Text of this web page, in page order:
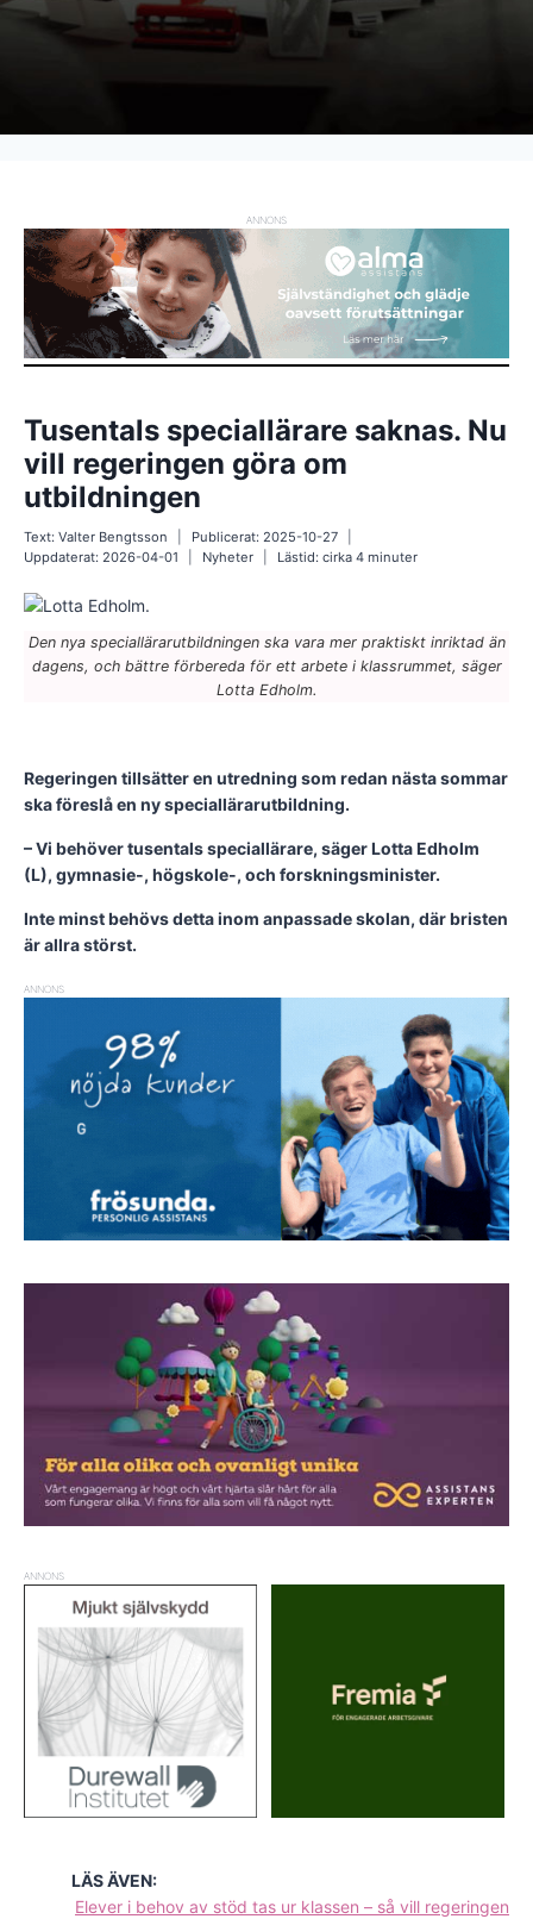
ANNONS
Tusentals speciallärare saknas. Nu
vill regeringen göra om
utbildningen
Text: Valter Bengtsson Publicerat: 2025-10-27
Uppdaterat: 2026-04-01 Nyheter Lästid: cirka4minuter
Den nya speciallärarutbildningen ska vara mer praktiskt inriktad än
dagens, och bättre förbereda för ett arbete i klassrummet, säger
Lotta Edholm.
Regeringen tillsätter en utredning som redan nästa sommar
ska föreslå en ny speciallärarutbildning.
– Vi behöver tusentals speciallärare, säger Lotta Edholm
(L), gymnasie-, högskole-, och forskningsminister.
Inte minst behövs detta inom anpassade skolan, där bristen
är allra störst.
ANNONS
ANNONS
LÄS ÄVEN:
Elever i behov av stöd tas ur klassen – så vill regeringen